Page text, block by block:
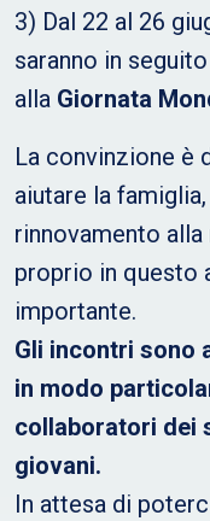
3) Dal 22 al 26
saranno in
alla Giornata
La convinzione è
aiutare la
rinnovamento
proprio in questo
importante.
Gli incontri sono
in modo
collaboratori dei
giovani.
In attesa di